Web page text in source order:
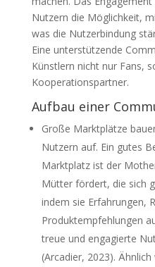
Nutzern die Möglichkeit,
was die Nutzerbindung
Eine unterstützende
Künstlern nicht nur Fans,
Kooperationspartner.
Aufbau einer
Große Marktplätze
Nutzern auf. Ein gutes
Marktplatz ist der
Mütter fördert, die sich
indem sie Erfahrungen,
Produktempfehlungen
treue und engagierte
(Arcadier, 2023).